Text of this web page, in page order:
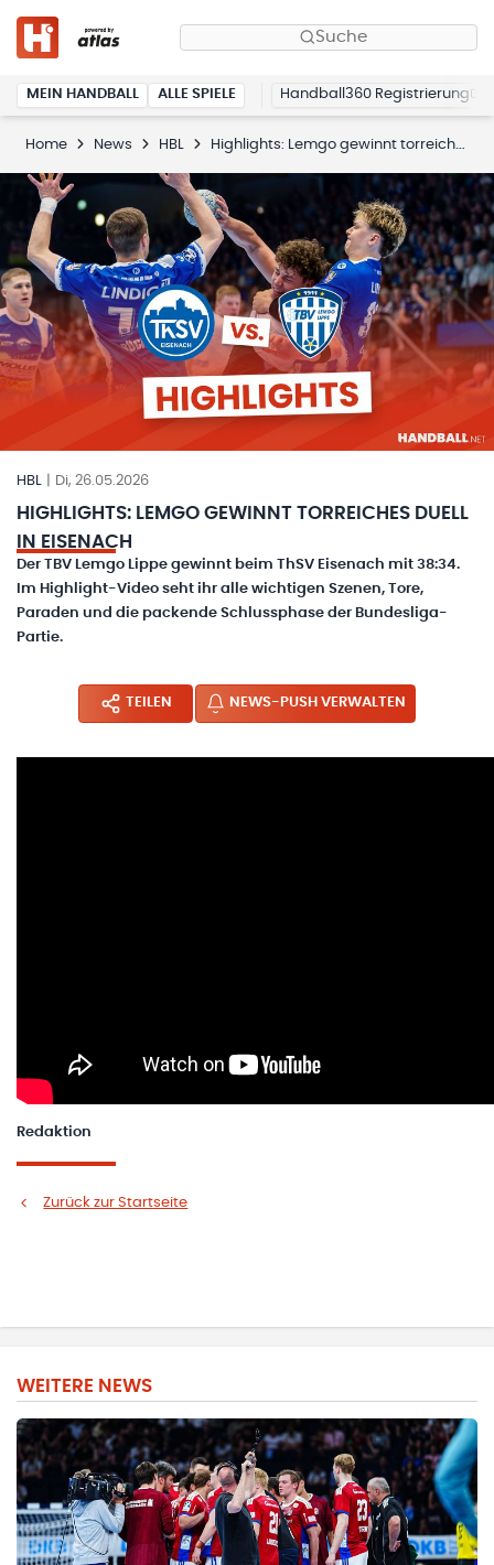
Suche
MEIN HANDBALL ALLE SPIELE Handball360 Registrierung
Home News HBL Highlights: Lemgo gewinnt torreiches Duell in Eisenach
HBL Di, 26.05.2026
HIGHLIGHTS: LEMGO GEWINNT TORREICHES DUELL
IN EISENACH
Der TBV Lemgo Lippe gewinnt beim ThSV Eisenach mit 38:34.
Im Highlight-Video seht ihr alle wichtigen Szenen, Tore,
Paraden und die packende Schlussphase der Bundesliga-
Partie.
TEILEN NEWS-PUSH VERWALTEN
Redaktion
Zurück zur Startseite
WEITERE NEWS